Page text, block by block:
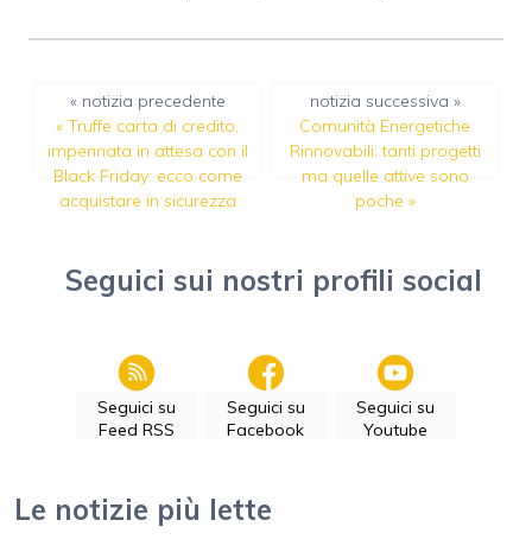
« notizia precedente
« Truffe carta di credito,
impennata in attesa con il
Black Friday: ecco come
acquistare in sicurezza
notizia successiva »
Comunità Energetiche
Rinnovabili: tanti progetti
ma quelle attive sono
poche »
Seguici sui nostri profili social
Seguici su
Feed RSS
Seguici su
Facebook
Seguici su
Youtube
Le notizie più lette